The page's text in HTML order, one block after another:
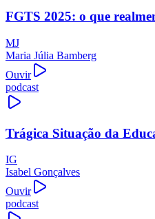
FGTS 2025: o que
MJ
Maria Júlia Bamberg
Ouvir
podcast
Trágica Situação da
IG
Isabel Gonçalves
Ouvir
podcast